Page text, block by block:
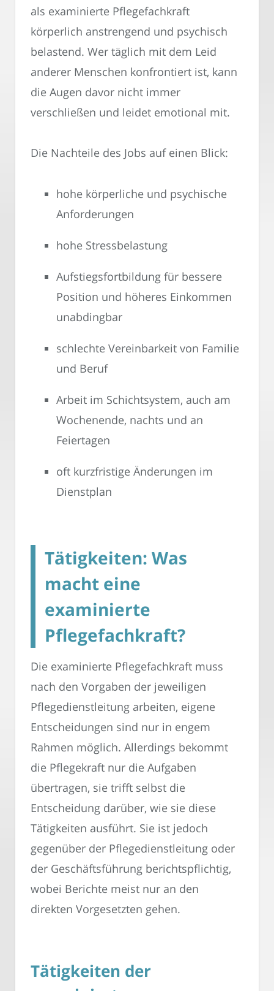
als examinierte Pflegefachkraft
körperlich anstrengend und psychisch
belastend. Wer täglich mit dem Leid
anderer Menschen konfrontiert ist, kann
die Augen davor nicht immer
verschließen und leidet emotional mit.
Die Nachteile des Jobs auf einen Blick:
hohe körperliche und psychische
Anforderungen
hohe Stressbelastung
Aufstiegsfortbildung für bessere
Position und höheres Einkommen
unabdingbar
schlechte Vereinbarkeit von Familie
und Beruf
Arbeit im Schichtsystem, auch am
Wochenende, nachts und an
Feiertagen
oft kurzfristige Änderungen im
Dienstplan
Tätigkeiten: Was
macht eine
examinierte
Pflegefachkraft?
Die examinierte Pflegefachkraft muss
nach den Vorgaben der jeweiligen
Pflegedienstleitung arbeiten, eigene
Entscheidungen sind nur in engem
Rahmen möglich. Allerdings bekommt
die Pflegekraft nur die Aufgaben
übertragen, sie trifft selbst die
Entscheidung darüber, wie sie diese
Tätigkeiten ausführt. Sie ist jedoch
gegenüber der Pflegedienstleitung oder
der Geschäftsführung berichtspflichtig,
wobei Berichte meist nur an den
direkten Vorgesetzten gehen.
Tätigkeiten der